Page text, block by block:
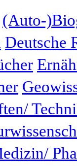
(Auto-
Deutsche